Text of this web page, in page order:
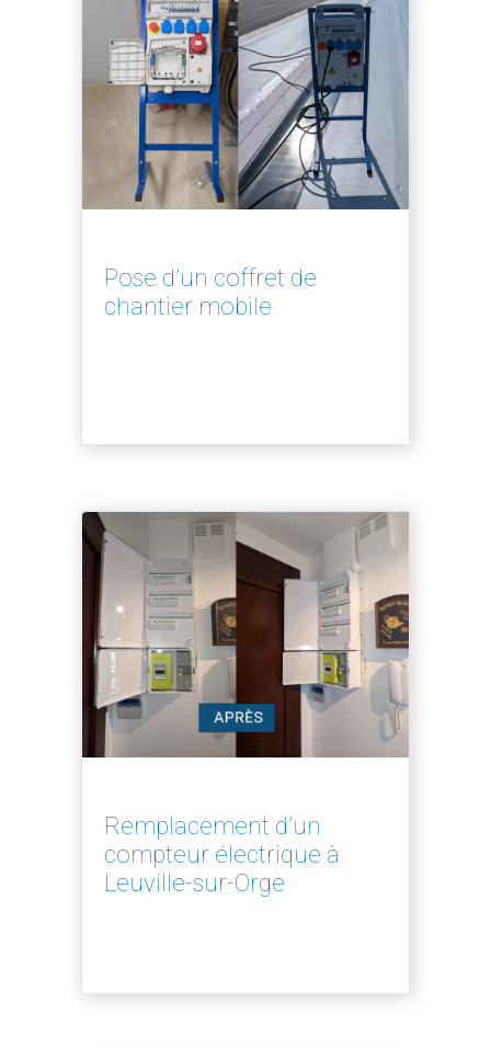
Pose d’un coffret de
chantier mobile
Remplacement d’un
compteur électrique à
Leuville-sur-Orge